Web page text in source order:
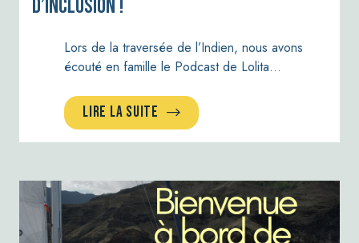
d’inclusion !
Lors de la traversée de l’Indien, nous avons
écouté en famille le Podcast de Lolita…
LIRE LA SUITE